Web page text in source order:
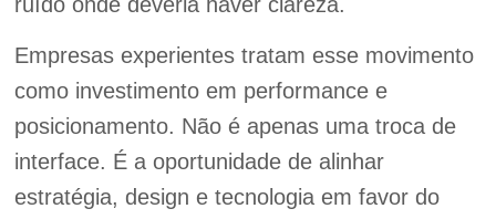
Empresas experientes tratam esse movimento
como investimento em performance e
posicionamento. Não é apenas uma troca de
interface. É a oportunidade de alinhar
estratégia, design e tecnologia em favor do